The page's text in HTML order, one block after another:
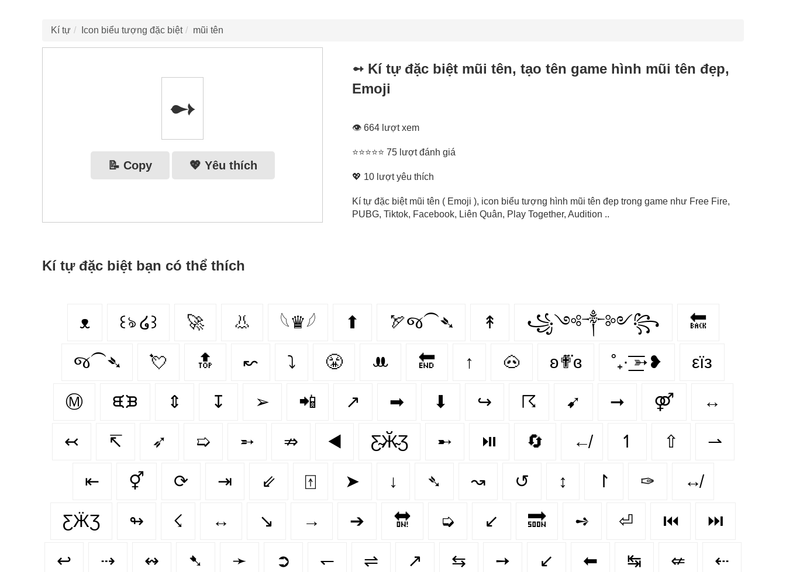
Kí tự Icon biểu tượng đặc biệt mũi tên
➻
📝 Copy 💖 Yêu thích
➻ Kí tự đặc biệt mũi tên, tạo tên game hình mũi tên đẹp,
Emoji
👁 664 lượt xem
⭐⭐⭐⭐⭐ 75 lượt đánh giá
💖 10 lượt yêu thích
Kí tự đặc biệt mũi tên ( Emoji ), icon biểu tượng hình mũi tên đẹp trong game như Free Fire,
PUBG, Tiktok, Facebook, Liên Quân, Play Together, Audition ..
Kí tự đặc biệt bạn có thể thích
ᴥ ꒰ঌ ໒꒱ 🚀 👃 𓆩♛𓆪 ⬆ 🏹જ⁀➴ ↟ ꧁༺༒༻꧂ 🔙
જ⁀➴ 💘 🔝 ↜ ⤵ 😤 ꔚ 🔚 ↑ 🐽 ʚ✟⃛ɞ ˚₊· ͟͟͞͞➳❥ εїз
Ⓜ ᙙᙖ ⇕ ↧ ➢ 📲 ↗️ ➡ ⬇ ↪ ☈ ➹ ➞ ⚤ ↔
↢ ↸ ➶ ➯ ➵ ⇏ ◀️ Ƹ̴Ӂ̴Ʒ ➸ ⏯️ 🔄 ↚ ↿ ⇧ ⇀
⇤ ⚥ ⟳ ⇥ ⇙ ⍐ ➤ ↓ ➴ ↝ ↺ ↕ ↾ ✑ ↮
ƸӜƷ ↬ ☇ ↔️ ↘️ → ➔ 🔛 ➭ ↙ 🔜 ➺ ⏎ ⏮️ ⏭️
↩ ⇢ ↭ ➷ ➛ ➲ ↽ ⇌ ↗ ⇆ ➙ ↙️ ⬅ ↹ ⇍ ⇠